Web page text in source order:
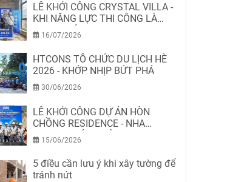
LỄ KHỞI CÔNG CRYSTAL VILLA -
KHI NĂNG LỰC THI CÔNG LÀ
MINH CHỨNG
16/07/2026
HTCONS TỔ CHỨC DU LỊCH HÈ
2026 - KHỚP NHỊP BỨT PHÁ
30/06/2026
LỄ KHỞI CÔNG DỰ ÁN HÒN
CHỒNG RESIDENCE - NHA
TRANG-KHÁNH HÒA
15/06/2026
5 điều cần lưu ý khi xây tường để
tránh nứt